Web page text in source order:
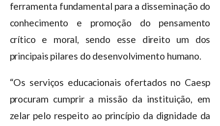
ferramenta fundamental para a disseminação do
conhecimento e promoção do pensamento
crítico e moral, sendo esse direito um dos
principais pilares do desenvolvimento humano.
“Os serviços educacionais ofertados no Caesp
procuram cumprir a missão da instituição, em
zelar pelo respeito ao princípio da dignidade da